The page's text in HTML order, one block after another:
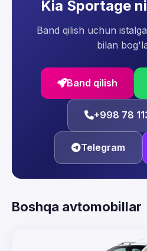
Kia Sportage
Band qilish uchun
bilan
Band qilish
+998 78
Telegram
Boshqa avtomobillar